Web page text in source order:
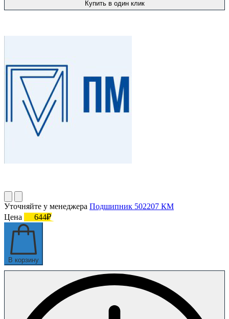
Купить в один клик
Уточняйте у менеджера Подшипник 502207 КМ
Цена
644₽
В корзину